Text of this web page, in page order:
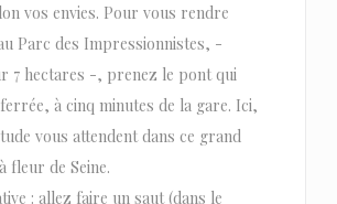
vos envies. Pour vous rendre
Parc des Impressionnistes, -
7 hectares -, prenez le pont qui
à cinq minutes de la gare. Ici,
vous attendent dans ce grand
fleur de Seine.
: allez faire un saut (dans le